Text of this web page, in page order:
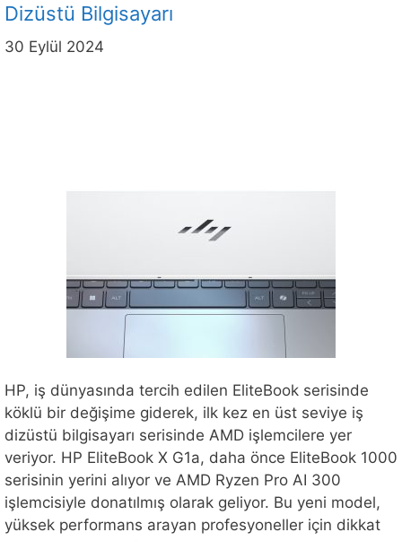
Dizüstü Bilgisayarı
30 Eylül 2024
HP, iş dünyasında tercih edilen EliteBook serisinde
köklü bir değişime giderek, ilk kez en üst seviye iş
dizüstü bilgisayarı serisinde AMD işlemcilere yer
veriyor. HP EliteBook X G1a, daha önce EliteBook 1000
serisinin yerini alıyor ve AMD Ryzen Pro AI 300
işlemcisiyle donatılmış olarak geliyor. Bu yeni model,
yüksek performans arayan profesyoneller için dikkat